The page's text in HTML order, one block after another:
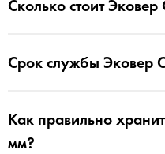
Сколько стоит
Срок службы Эковер
Как правильно
мм?